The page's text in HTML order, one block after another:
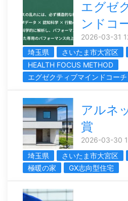
エグゼ
ンドコ
2026-03-31
埼玉県
さいたま市大宮区
HEALTH FOCUS METHOD
エグゼクティブマインドコーチ
アルネ
賞
2026-03-30
埼玉県
さいたま市大宮区
極暖の家
GX志向型住宅